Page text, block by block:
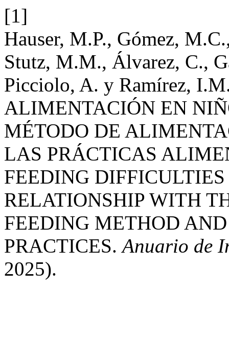
[1]
Hauser, M.P., Gómez,
Stutz, M.M., Álvarez, C.,
Picciolo, A. y Ramírez,
ALIMENTACIÓN EN
MÉTODO DE
LAS PRÁCTICAS
FEEDING
RELATIONSHIP WITH
FEEDING METHOD
PRACTICES.Anuario de
2025).